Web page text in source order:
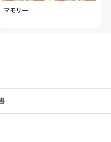
マモリ―